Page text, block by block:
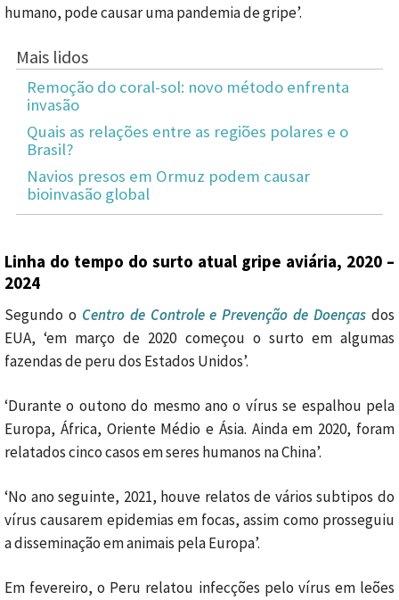
humano, pode causar uma pandemia de gripe’.
Mais lidos
Remoção do coral-sol: novo método enfrenta
invasão
Quais as relações entre as regiões polares e o
Brasil?
Navios presos em Ormuz podem causar
bioinvasão global
Linha do tempo do surto atual gripe aviária, 2020 –
2024
Segundo o Centro de Controle e Prevenção de Doenças dos
EUA, ‘em março de 2020 começou o surto em algumas
fazendas de peru dos Estados Unidos’.
‘Durante o outono do mesmo ano o vírus se espalhou pela
Europa, África, Oriente Médio e Ásia. Ainda em 2020, foram
relatados cinco casos em seres humanos na China’.
‘No ano seguinte, 2021, houve relatos de vários subtipos do
vírus causarem epidemias em focas, assim como prosseguiu
a disseminação em animais pela Europa’.
Em fevereiro, o Peru relatou infecções pelo vírus em leões